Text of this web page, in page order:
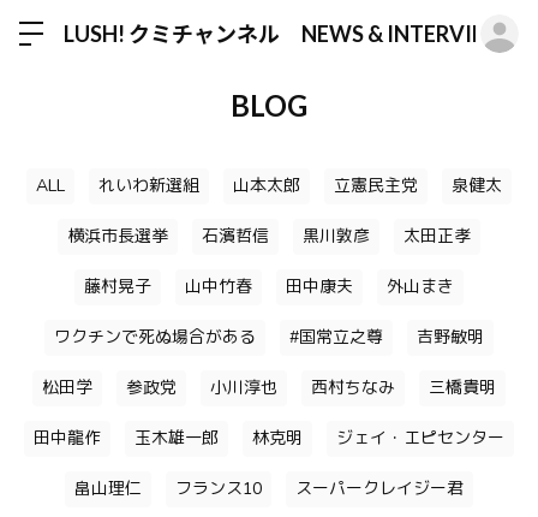
LUSH! クミチャンネル NEWS & INTERVIEW
BLOG
ALL れいわ新選組 山本太郎 立憲民主党 泉健太
横浜市長選挙 石濱哲信 黒川敦彦 太田正孝
藤村晃子 山中竹春 田中康夫 外山まき
ワクチンで死ぬ場合がある #国常立之尊 吉野敏明
松田学 参政党 小川淳也 西村ちなみ 三橋貴明
田中龍作 玉木雄一郎 林克明 ジェイ・エピセンター
畠山理仁 フランス10 スーパークレイジー君